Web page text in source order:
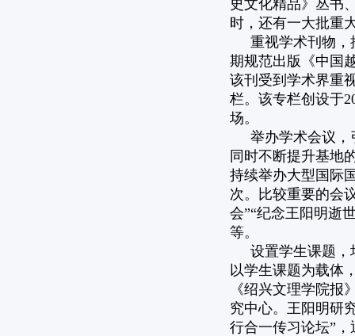
史文化精品》丛书
时，还有一大批
重视学术刊物
期规范出版《中国
该刊受到学术界重
栏。该专栏创设于
场。
举办学术会议
同时不断提升基地
持续举办大型国际
次。比较重要的会
会”“纪念王阳明逝
等。
设置学生课题，
以学生课题为载体
《绍兴文理学院报
究中心。王阳明研
行合一传习论坛”